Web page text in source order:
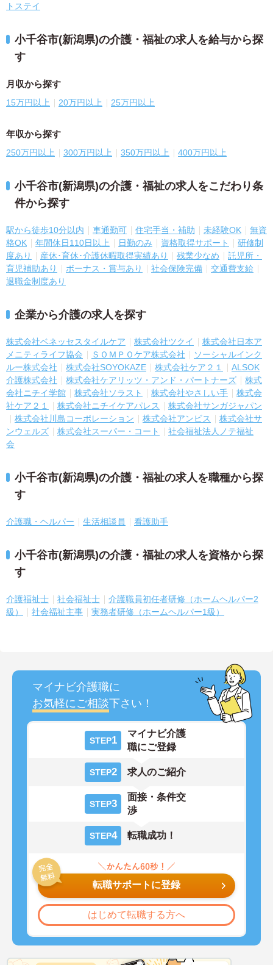
トステイ
小千谷市(新潟県)の介護・福祉の求人を給与から探
す
月収から探す
15万円以上 20万円以上 25万円以上
年収から探す
250万円以上 300万円以上 350万円以上 400万円以上
小千谷市(新潟県)の介護・福祉の求人をこだわり条
件から探す
駅から徒歩10分以内 車通勤可 住宅手当・補助 未経験OK
無資
格OK
年間休日110日以上 日勤のみ 資格取得サポート
研修制
度あり
産休･育休･介護休暇取得実績あり 残業少なめ
託児所・
育児補助あり
ボーナス・賞与あり 社会保険完備
交通費支給
退職金制度あり
企業から介護の求人を探す
株式会社ベネッセスタイルケア 株式会社ツクイ
株式会社日本ア
メニティライフ協会
ＳＯＭＰＯケア株式会社
ソーシャルインク
ルー株式会社
株式会社SOYOKAZE 株式会社ケア２１
ALSOK
介護株式会社
株式会社ケアリッツ・アンド・パートナーズ
株式
会社ニチイ学館
株式会社ソラスト 株式会社やさしい手
株式会
社ケア２１
株式会社ニチイケアパレス
株式会社サンガジャパン
株式会社川島コーポレーション
株式会社アンビス
株式会社サ
ンウェルズ
株式会社スーパー・コート
社会福祉法人ノテ福祉
会
小千谷市(新潟県)の介護・福祉の求人を職種から探
す
介護職・ヘルパー 生活相談員 看護助手
小千谷市(新潟県)の介護・福祉の求人を資格から探
す
介護福祉士 社会福祉士
介護職員初任者研修（ホームヘルパー2
級）
社会福祉主事 実務者研修（ホームヘルパー1級）
マイナビ介護職に
お気軽にご相談下さい！
STEP1
マイナビ介護
職にご登録
STEP2 求人のご紹介
STEP3
面接・条件交
渉
STEP4 転職成功！
転職サポートに登録
はじめて転職する方へ